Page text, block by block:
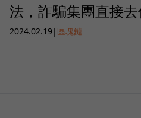
法，詐騙集團直接
2024.02.19| 區塊鏈